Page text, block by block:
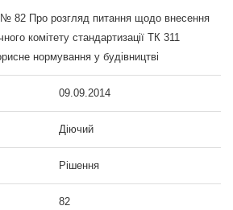
№ 82 Про розгляд питання щодо внесення
комітету стандартизації ТК 311
нормування у будівництві
09.09.2014
Діючий
Рішення
82